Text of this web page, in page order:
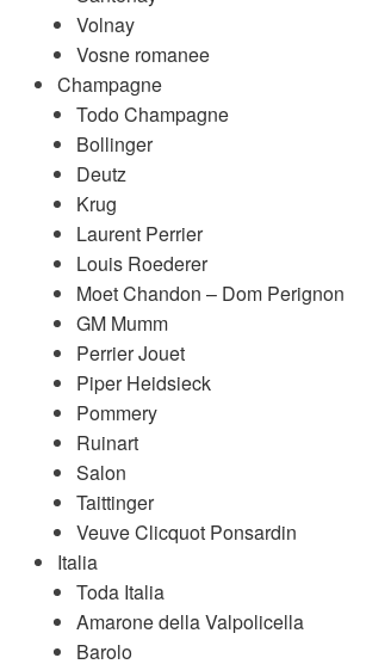
Volnay
Vosne romanee
Champagne
Todo Champagne
Bollinger
Deutz
Krug
Laurent Perrier
Louis Roederer
Moet Chandon – Dom Perignon
GM Mumm
Perrier Jouet
Piper Heidsieck
Pommery
Ruinart
Salon
Taittinger
Veuve Clicquot Ponsardin
Italia
Toda Italia
Amarone della Valpolicella
Barolo